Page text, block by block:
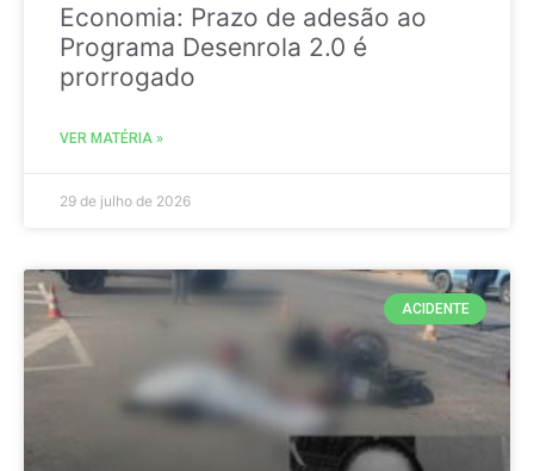
Economia: Prazo de adesão ao
Programa Desenrola 2.0 é
prorrogado
VER MATÉRIA »
29 de julho de 2026
ACIDENTE